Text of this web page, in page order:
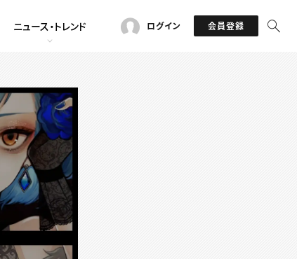
ニュース・トレンド ログイン 会員登録